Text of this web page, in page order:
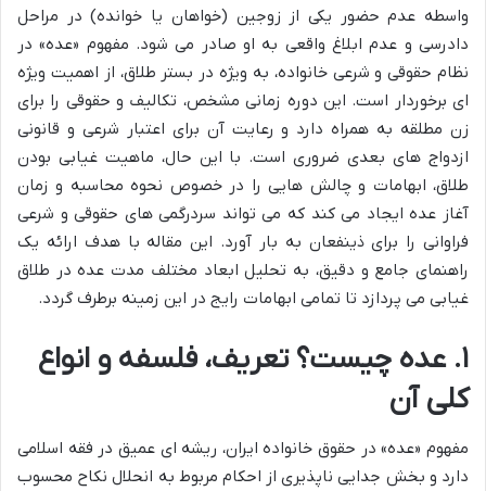
واسطه عدم حضور یکی از زوجین (خواهان یا خوانده) در مراحل
دادرسی و عدم ابلاغ واقعی به او صادر می شود. مفهوم «عده» در
نظام حقوقی و شرعی خانواده، به ویژه در بستر طلاق، از اهمیت ویژه
ای برخوردار است. این دوره زمانی مشخص، تکالیف و حقوقی را برای
زن مطلقه به همراه دارد و رعایت آن برای اعتبار شرعی و قانونی
ازدواج های بعدی ضروری است. با این حال، ماهیت غیابی بودن
طلاق، ابهامات و چالش هایی را در خصوص نحوه محاسبه و زمان
آغاز عده ایجاد می کند که می تواند سردرگمی های حقوقی و شرعی
فراوانی را برای ذینفعان به بار آورد. این مقاله با هدف ارائه یک
راهنمای جامع و دقیق، به تحلیل ابعاد مختلف مدت عده در طلاق
غیابی می پردازد تا تمامی ابهامات رایج در این زمینه برطرف گردد.
۱. عده چیست؟ تعریف، فلسفه و انواع
کلی آن
مفهوم «عده» در حقوق خانواده ایران، ریشه ای عمیق در فقه اسلامی
دارد و بخش جدایی ناپذیری از احکام مربوط به انحلال نکاح محسوب